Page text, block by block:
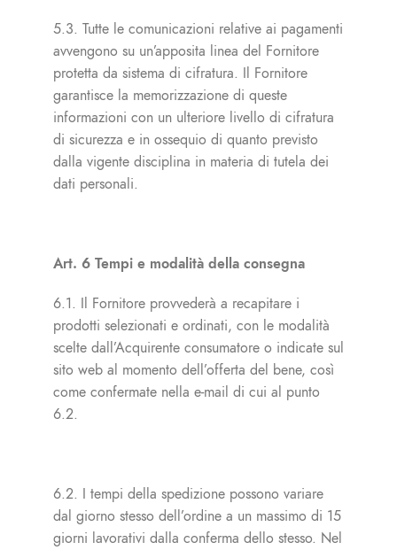
5.3. Tutte le comunicazioni relative ai pagamenti
avvengono su un’apposita linea del Fornitore
protetta da sistema di cifratura. Il Fornitore
garantisce la memorizzazione di queste
informazioni con un ulteriore livello di cifratura
di sicurezza e in ossequio di quanto previsto
dalla vigente disciplina in materia di tutela dei
dati personali.
Art. 6 Tempi e modalità della consegna
6.1. Il Fornitore provvederà a recapitare i
prodotti selezionati e ordinati, con le modalità
scelte dall’Acquirente consumatore o indicate sul
sito web al momento dell’offerta del bene, così
come confermate nella e-mail di cui al punto
6.2.
6.2. I tempi della spedizione possono variare
dal giorno stesso dell’ordine a un massimo di 15
giorni lavorativi dalla conferma dello stesso. Nel